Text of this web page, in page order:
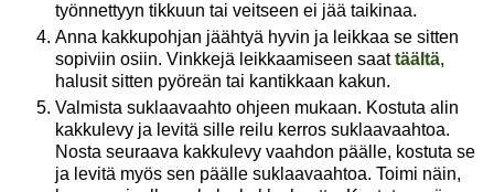
työnnettyyn tikkuun tai veitseen ei jää taikinaa.
Anna kakkupohjan jäähtyä hyvin ja leikkaa se sitten
sopiviin osiin. Vinkkejä leikkaamiseen saattäältä,
halusit sitten pyöreän tai kantikkaan kakun.
Valmista suklaavaahto ohjeen mukaan. Kostuta alin
kakkulevy ja levitä sille reilu kerros suklaavaahtoa.
Nosta seuraava kakkulevy vaahdon päälle, kostuta se
ja levitä myös sen päälle suklaavaahtoa. Toimi näin,